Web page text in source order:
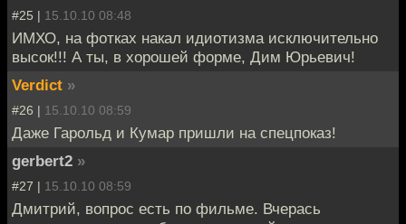
#25 | 15.10.10 08:48
ИМХО, на фотках накал идиотизма исключительно
высок!!! А ты, в хорошей форме, Дим Юрьевич!
Verdict »
#26 | 15.10.10 08:59
Даже Гарольд и Кумар пришли на спецпоказ!
gerbert2 »
#27 | 15.10.10 08:59
Дмитрий, вопрос есть по фильме. Вчерась